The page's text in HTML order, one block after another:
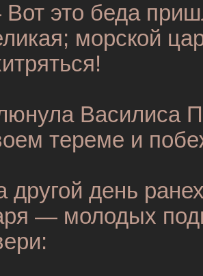
это беда
морской
Василиса
тереме и
другой день
— молодых